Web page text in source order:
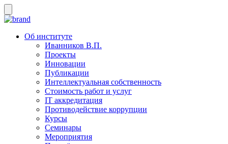
Об институте
Иванников В.П.
Проекты
Инновации
Публикации
Интеллектуальная собственность
Стоимость работ и услуг
IT аккредитация
Противодействие коррупции
Курсы
Семинары
Мероприятия